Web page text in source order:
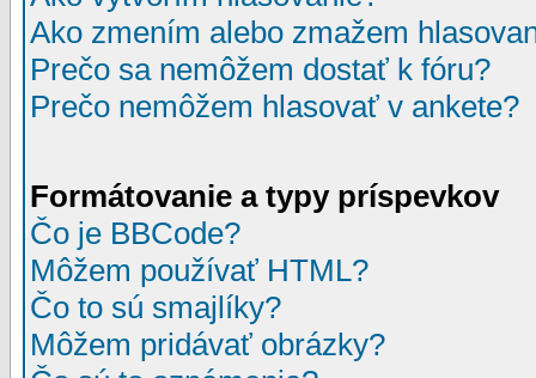
Ako zmením alebo zmažem
Prečo sa nemôžem dostať k fóru?
Prečo nemôžem hlasovať v ankete?
Formátovanie a typy príspevkov
Čo je BBCode?
Môžem používať HTML?
Čo to sú smajlíky?
Môžem pridávať obrázky?